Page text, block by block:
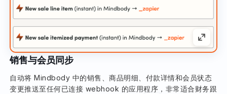
销售与会员同步
自动将 Mindbody 中的销售、商品明细、付款详情和会员状态
变更推送至任何已连接 webhook 的应用程序，非常适合财务跟